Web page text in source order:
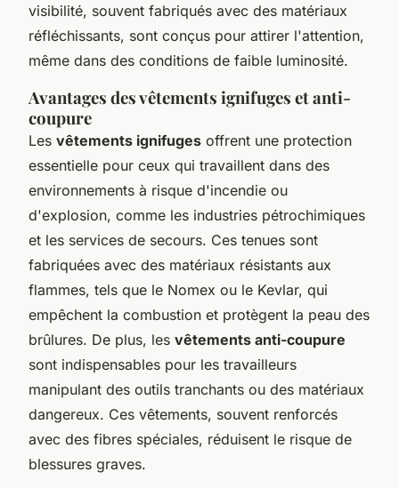
visibilité, souvent fabriqués avec des matériaux
réfléchissants, sont conçus pour attirer l'attention,
même dans des conditions de faible luminosité.
Avantages des vêtements ignifuges et anti-
coupure
Les vêtements ignifuges offrent une protection
essentielle pour ceux qui travaillent dans des
environnements à risque d'incendie ou
d'explosion, comme les industries pétrochimiques
et les services de secours. Ces tenues sont
fabriquées avec des matériaux résistants aux
flammes, tels que le Nomex ou le Kevlar, qui
empêchent la combustion et protègent la peau des
brûlures. De plus, les vêtements anti-coupure
sont indispensables pour les travailleurs
manipulant des outils tranchants ou des matériaux
dangereux. Ces vêtements, souvent renforcés
avec des fibres spéciales, réduisent le risque de
blessures graves.